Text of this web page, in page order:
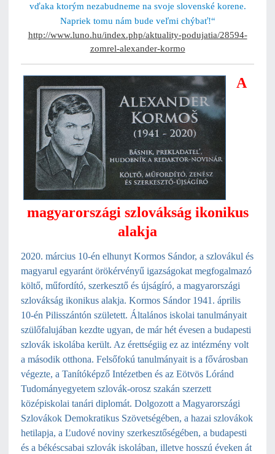
vďaka ktorým nezabudneme na svoje slovenské korene.
Napriek tomu nám bude veľmi chýbať!“
http://www.luno.hu/index.php/aktuality-podujatia/28594-
zomrel-alexander-kormo
A
magyarországi szlovákság ikonikus
alakja
2020. március 10-én elhunyt Kormos Sándor, a szlovákul és
magyarul egyaránt örökérvényű igazságokat megfogalmazó
költő, műfordító, szerkesztő és újságíró, a magyarországi
szlovákság ikonikus alakja. Kormos Sándor 1941. április
10-én Pilisszántón született. Általános iskolai tanulmányait
szülőfalujában kezdte ugyan, de már hét évesen a budapesti
szlovák iskolába került. Az érettségiig ez az intézmény volt
a második otthona. Felsőfokú tanulmányait is a fővárosban
végezte, a Tanítóképző Intézetben és az Eötvös Lóránd
Tudományegyetem szlovák-orosz szakán szerzett
középiskolai tanári diplomát. Dolgozott a Magyarországi
Szlovákok Demokratikus Szövetségében, a hazai szlovákok
hetilapja, a Ľudové noviny szerkesztőségében, a budapesti
és a békéscsabai szlovák iskolában, illetve hosszú éveken át